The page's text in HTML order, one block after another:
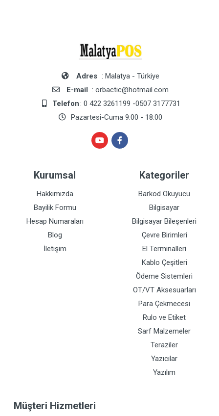
Adres : Malatya - Türkiye
E-mail : orbactic@hotmail.com
Telefon: 0 422 3261199 -0507 3177731
Pazartesi-Cuma 9:00 - 18:00
Kurumsal
Hakkımızda
Bayilik Formu
Hesap Numaraları
Blog
İletişim
Kategoriler
Barkod Okuyucu
Bilgisayar
Bilgisayar Bileşenleri
Çevre Birimleri
El Terminalleri
Kablo Çeşitleri
Ödeme Sistemleri
OT/VT Aksesuarları
Para Çekmecesi
Rulo ve Etiket
Sarf Malzemeler
Teraziler
Yazıcılar
Yazılım
Müşteri Hizmetleri